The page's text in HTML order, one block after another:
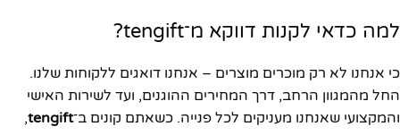
למה כדאי לקנות דווקא מ־tengift?
כי אנחנו לא רק מוכרים מוצרים – אנחנו דואגים ללקוחות שלנו.
החל מהמגוון הרחב, דרך המחירים ההוגנים, ועד לשירות האישי
והמקצועי שאנחנו מעניקים לכל פנייה. כשאתם קונים ב־tengift
,